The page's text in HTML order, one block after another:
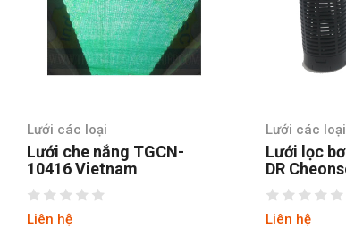
Lưới các loại
Lưới che nắng TGCN-
10416 Vietnam
Liên hệ
Lưới các loại
Lưới lọc
DR
Liên hệ